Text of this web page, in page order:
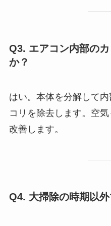
Q3. エアコン内部の
か？
はい。本体を分解して
コリを除去します。空
改善します。
Q4. 大掃除の時期以